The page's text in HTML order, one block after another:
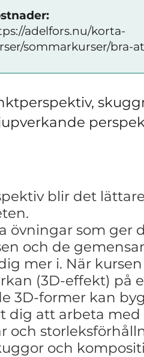
adelfors.nu/korta-
sommarkurser/bra-
blir det
övningar som ger
och de
mer i. När
(3D-effekt) på
3D-former kan
dig att arbeta
och
och